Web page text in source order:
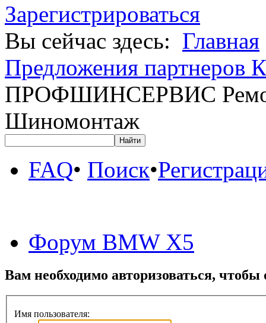
Зарегистрироваться
Вы сейчас здесь: Главная
Предложения партнеров
ПРОФШИНСЕРВИС
Шиномонтаж
FAQ• Поиск•
Форум BMW X5
Вам необходимо авторизоваться,
Имя пользователя: